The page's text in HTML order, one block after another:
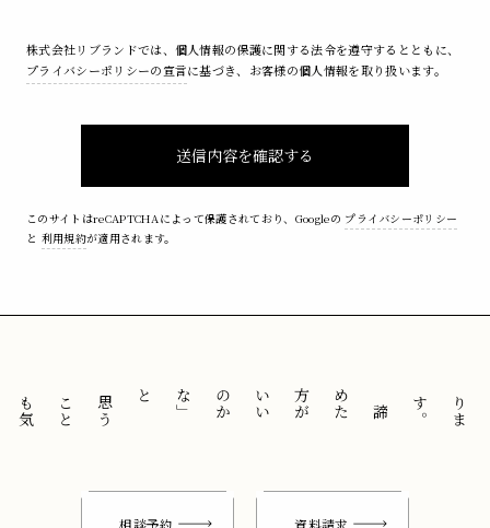
株式会社リブランドでは、個人情報の保護に関する法令を遵守するとともに、
プライバシーポリシーの宣言に基づき、お客様の個人情報を取り扱います。
送信内容を確認する
このサイトはreCAPTCHAによって保護されており、Googleの プライバシーポリシー
と 利用規約が適用されます。
。
「
諦
め
た
方
が
い
い
の
か
な
」
と
思
う
こ
と
も
気
に
せ
ずに
相談予約 資料請求